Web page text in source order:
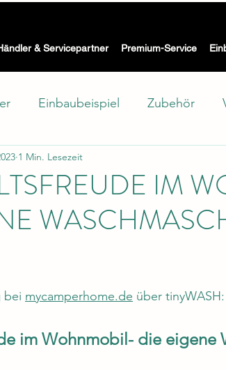
& Servicepartner Premium-Service
Einbaubeispiel Zubehör
Showroom
IM
1 Min. Lesezeit
bei mycamperhome.de über tinyWASH:
im Wohnmobil- die eigene